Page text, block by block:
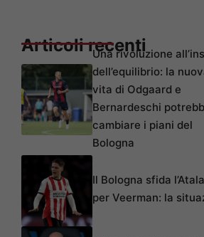
Articoli recenti
Una rivoluzione
dell’equilibrio: la
vita di Odgaard e
Bernardeschi
cambiare i piani del
Bologna
Il Bologna sfida
per Veerman: la